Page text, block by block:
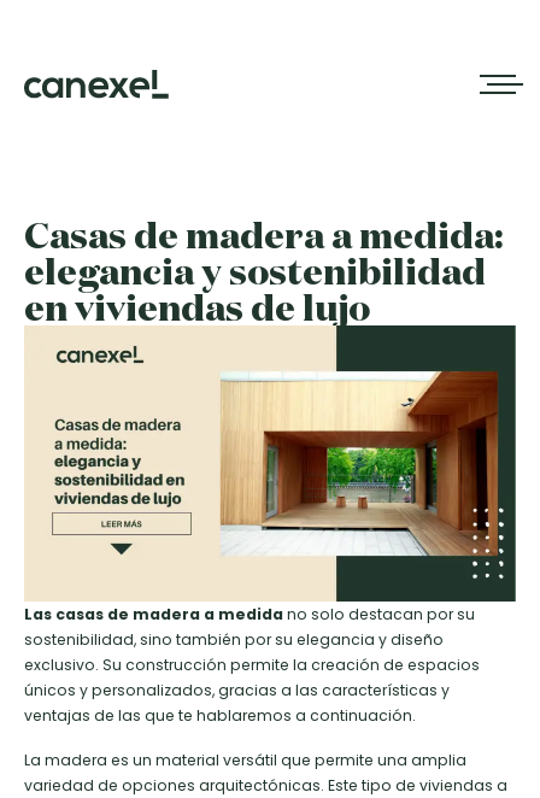
Casas de madera a medida:
elegancia y sostenibilidad
en viviendas de lujo
Las casas de madera a medidano solo destacan por su
sostenibilidad, sino también por su elegancia y diseño
exclusivo. Su construcción permite la creación de espacios
únicos y personalizados, gracias a las características y
ventajas de las que te hablaremos a continuación.
La madera es un material versátil que permite una amplia
variedad de opciones arquitectónicas. Este tipo de viviendas a